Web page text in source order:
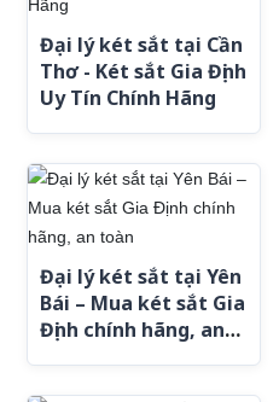
Đại lý két sắt tại Cần
Thơ - Két sắt Gia Định
Uy Tín Chính Hãng
Đại lý két sắt tại Yên
Bái – Mua két sắt Gia
Định chính hãng, an